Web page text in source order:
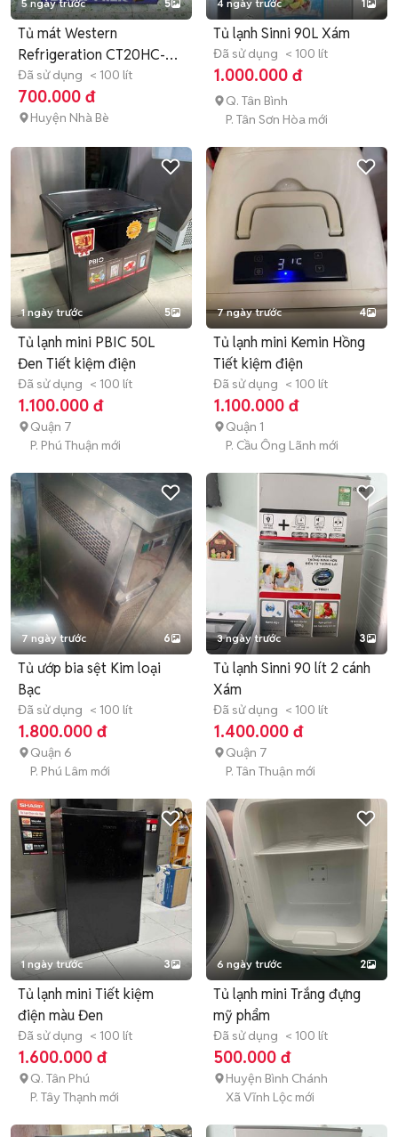
5 ngày trước 5
Tủ mát Western
Refrigeration CT20HC-X
Tím cũ
Đã sử dụng < 100 lít
700.000 đ
Huyện Nhà Bè
4 ngày trước 1
Tủ lạnh Sinni 90L Xám
Đã sử dụng < 100 lít
1.000.000 đ
Q. Tân Bình
P. Tân Sơn Hòa mới
1 ngày trước 5
Tủ lạnh mini PBIC 50L
Đen Tiết kiệm điện
Đã sử dụng < 100 lít
1.100.000 đ
Quận 7
P. Phú Thuận mới
7 ngày trước 4
Tủ lạnh mini Kemin Hồng
Tiết kiệm điện
Đã sử dụng < 100 lít
1.100.000 đ
Quận 1
P. Cầu Ông Lãnh mới
7 ngày trước 6
Tủ ướp bia sệt Kim loại
Bạc
Đã sử dụng < 100 lít
1.800.000 đ
Quận 6
P. Phú Lâm mới
3 ngày trước 3
Tủ lạnh Sinni 90 lít 2 cánh
Xám
Đã sử dụng < 100 lít
1.400.000 đ
Quận 7
P. Tân Thuận mới
1 ngày trước 3
Tủ lạnh mini Tiết kiệm
điện màu Đen
Đã sử dụng < 100 lít
1.600.000 đ
Q. Tân Phú
P. Tây Thạnh mới
6 ngày trước 2
Tủ lạnh mini Trắng đựng
mỹ phẩm
Đã sử dụng < 100 lít
500.000 đ
Huyện Bình Chánh
Xã Vĩnh Lộc mới